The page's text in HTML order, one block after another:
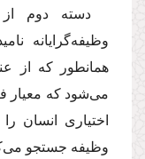
دسته دوم از
وظیفه‌گرایانه
همانطور كه از
می‌شود كه معیار
اختیاری انسان
وظیفه جستجو